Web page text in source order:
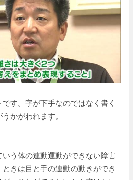
す。字が下手なのではなく書く
かがわれます。
う体の連動運動ができない障害
きは目と手の連動の動きができ